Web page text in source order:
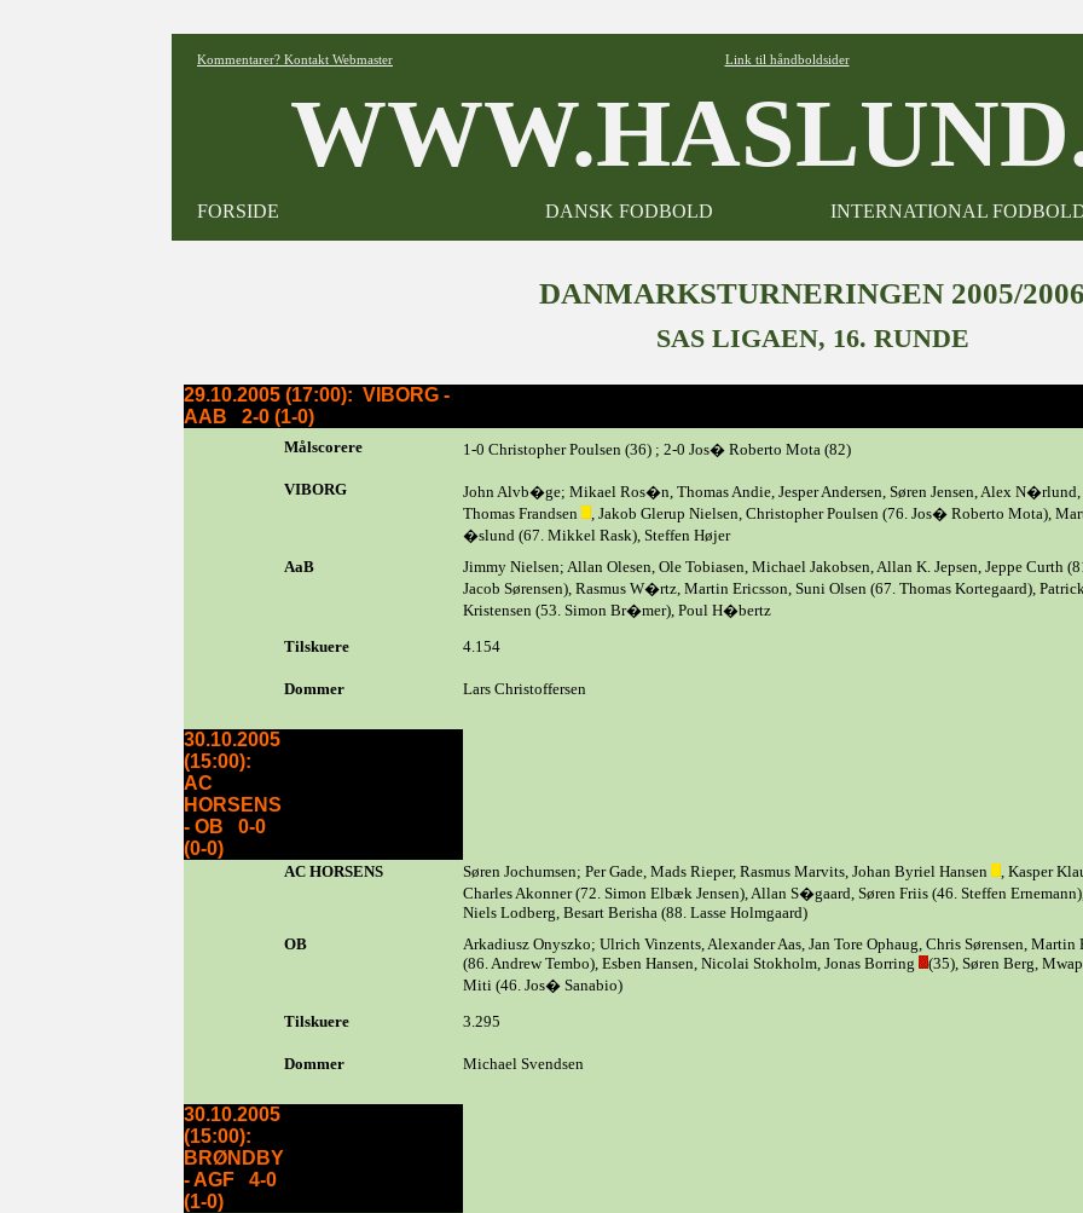
Kommentarer? Kontakt Webmaster Link til håndboldsider
FORSIDE DANSK FODBOLD INTERNATIONAL
DANMARKSTURNERINGEN 2005/2006
SAS LIGAEN, 16. RUNDE
29.10.2005 (17:00): VIBORG -
AAB 2-0 (1-0)
Målscorere 1-0 Christopher Poulsen (36) ; 2-0 Jos� Roberto Mota (82)
VIBORG
John Alvb�ge; Mikael Ros�n, Thomas Andie, Jesper Andersen, Søren Jensen, Alex N�rlund,
Thomas Frandsen
, Jakob Glerup Nielsen, Christopher Poulsen (76. Jos� Roberto Mota),
�slund (67. Mikkel Rask), Steffen Højer
AaB
Jimmy Nielsen; Allan Olesen, Ole Tobiasen, Michael Jakobsen, Allan K. Jepsen, Jeppe Curth
Jacob Sørensen), Rasmus W�rtz, Martin Ericsson, Suni Olsen (67. Thomas Kortegaard),
Kristensen (53. Simon Br�mer), Poul H�bertz
Tilskuere
4.154
Dommer Lars Christoffersen
30.10.2005
(15:00):
AC
HORSENS
- OB 0-0
(0-0)
AC HORSENS Søren Jochumsen; Per Gade, Mads Rieper, Rasmus Marvits, Johan Byriel Hansen
, Kasper
Charles Akonner (72. Simon Elbæk Jensen), Allan S�gaard, Søren Friis (46. Steffen
Niels Lodberg, Besart Berisha (88. Lasse Holmgaard)
OB
Arkadiusz Onyszko; Ulrich Vinzents, Alexander Aas, Jan Tore Ophaug, Chris Sørensen, Martin
(86. Andrew Tembo), Esben Hansen, Nicolai Stokholm, Jonas Borring
(35), Søren Berg,
Miti (46. Jos� Sanabio)
Tilskuere
3.295
Dommer Michael Svendsen
30.10.2005
(15:00):
BRØNDBY
- AGF 4-0
(1-0)